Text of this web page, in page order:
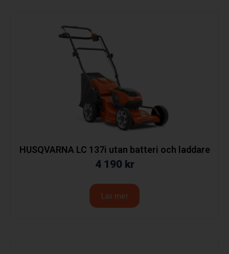
HUSQVARNA LC 137i utan batteri och laddare
4 190 kr
Läs mer